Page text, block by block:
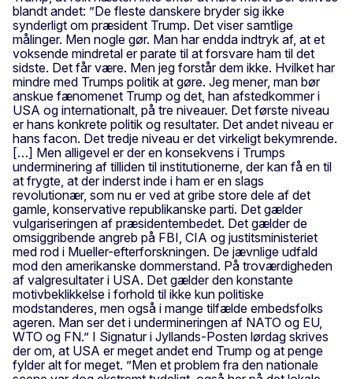
blandt andet: ”De fleste danskere bryder sig ikke
synderligt om præsident Trump. Det viser samtlige
målinger. Men nogle gør. Man har endda indtryk af, at et
voksende mindretal er parate til at forsvare ham til det
sidste. Det får være. Men jeg forstår dem ikke. Hvilket har
mindre med Trumps politik at gøre. Jeg mener, man bør
anskue fænomenet Trump og det, han afstedkommer i
USA og internationalt, på tre niveauer. Det første niveau
er hans konkrete politik og resultater. Det andet niveau er
hans facon. Det tredje niveau er det virkeligt bekymrende.
[…] Men alligevel er der en konsekvens i Trumps
underminering af tilliden til institutionerne, der kan få en til
at frygte, at der inderst inde i ham er en slags
revolutionær, som nu er ved at gribe store dele af det
gamle, konservative republikanske parti. Det gælder
vulgariseringen af præsidentembedet. Det gælder de
omsiggribende angreb på FBI, CIA og justitsministeriet
med rod i Mueller-efterforskningen. De jævnlige udfald
mod den amerikanske dommerstand. På troværdigheden
af valgresultater i USA. Det gælder den konstante
motivbeklikkelse i forhold til ikke kun politiske
modstanderes, men også i mange tilfælde embedsfolks
ageren. Man ser det i undermineringen af NATO og EU,
WTO og FN.” I Signatur i Jyllands-Posten lørdag skrives
der om, at USA er meget andet end Trump og at penge
fylder alt for meget. ”Men et problem fra den nationale